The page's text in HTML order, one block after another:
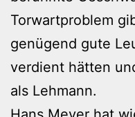
Torwartproblem
genügend gute
verdient hätten
als Lehmann.